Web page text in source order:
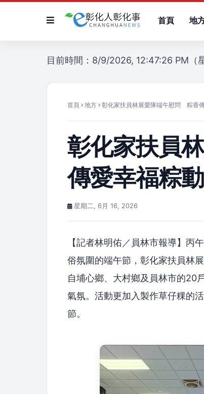
首頁 地
目前時間：8/9/2026, 12:47:26 PM（
首頁 地方 彰化家扶員林展愛隊端午慰問 粽香
彰化家扶員
傳愛幸福粽
星期二, 6月 16, 2026
【記者林明佑／員林市報導】丙
俗氛圍的端午節，彰化家扶員林
自埔心鄉、大村鄉及員林市的20
氣氛。活動更加入製作草仔粿的
節。